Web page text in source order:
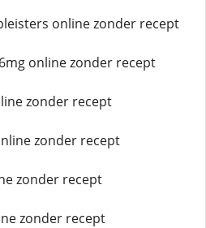
online zonder recept
online zonder recept
zonder recept
zonder recept
zonder recept
zonder recept